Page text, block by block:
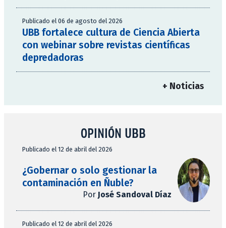
Publicado el 06 de agosto del 2026
UBB fortalece cultura de Ciencia Abierta
con webinar sobre revistas científicas
depredadoras
+ Noticias
OPINIÓN UBB
Publicado el 12 de abril del 2026
¿Gobernar o solo gestionar la
contaminación en Ñuble?
Por José Sandoval Díaz
Publicado el 12 de abril del 2026